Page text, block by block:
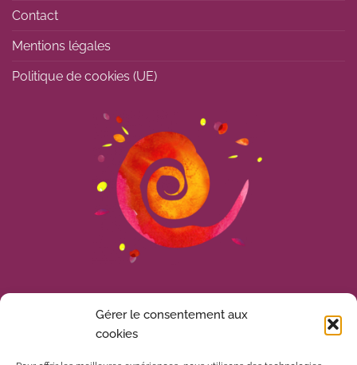
Gérer le consentement aux
cookies
Contact
Mentions légales
Politique de cookies (UE)